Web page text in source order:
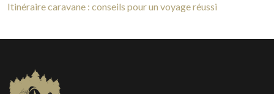
Itinéraire caravane : conseils pour un voyage réussi